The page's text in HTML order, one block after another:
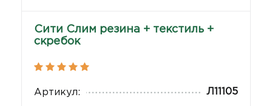
Сити Слим резина + текстиль +
скребок
Артикул: Л11105